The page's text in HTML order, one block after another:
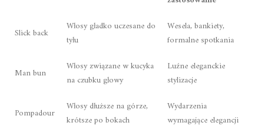
Slick back
Włosy gładko uczesane do
tyłu
Wesela, bankiety,
formalne spotkania
Man bun
Włosy związane w kucyka
na czubku głowy
Luźne eleganckie
stylizacje
Pompadour
Włosy dłuższe na górze,
krótsze po bokach
Wydarzenia
wymagające elegancji